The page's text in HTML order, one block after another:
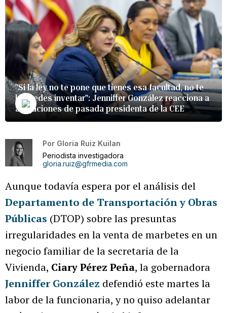
"Si la ley no te pone que tienes esa facultad, no te
la puedes inventar": Jenniffer González reacciona a
alegaciones de pasada presidenta de la CEE
Por Gloria Ruiz Kuilan
Periodista investigadora
gloria.ruiz@gfrmedia.com
Aunque todavía espera por el análisis del
Departamento de Transportación y Obras
Públicas (DTOP) sobre las presuntas
irregularidades en la venta de marbetes en un
negocio familiar de la secretaria de la
Vivienda, Ciary Pérez Peña, la gobernadora
Jenniffer González defendió este martes la
labor de la funcionaria, y no quiso adelantar